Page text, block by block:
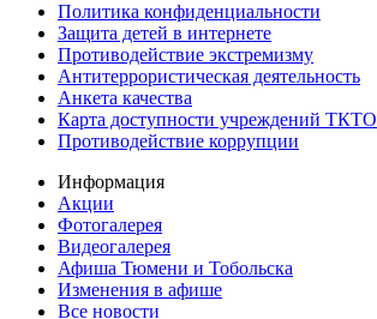
Политика конфиденциальности
Защита детей в интернете
Противодействие экстремизму
Антитеррористическая деятельность
Анкета качества
Карта доступности учреждений ТКТО
Противодействие коррупции
Информация
Акции
Фотогалерея
Видеогалерея
Афиша Тюмени и Тобольска
Изменения в афише
Все новости